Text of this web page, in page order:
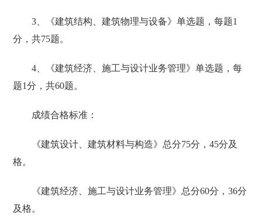
3、《建筑结构、建筑物理与设备》单选题，每题1
分，共75题。
4、《建筑经济、施工与设计业务管理》单选题，每
题1分，共60题。
成绩合格标准：
《建筑设计、建筑材料与构造》总分75分，45分及
格。
《建筑经济、施工与设计业务管理》总分60分，36分
及格。